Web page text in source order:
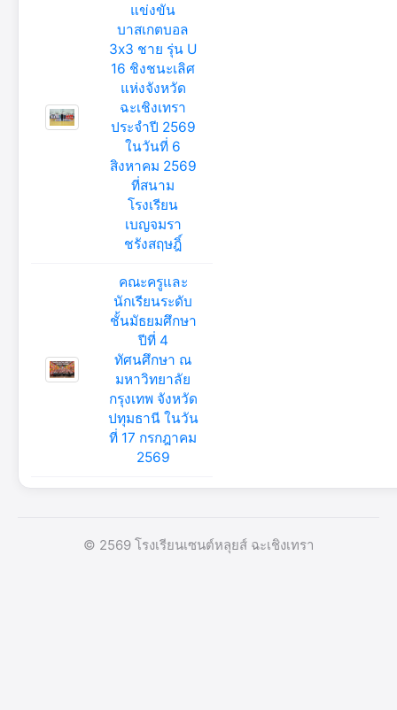
แข่งขัน
บาสเกตบอล
3x3 ชาย รุ่น U
16 ชิงชนะเลิศ
แห่งจังหวัด
ฉะเชิงเทรา
ประจำปี 2569
ในวันที่ 6
สิงหาคม 2569
ที่สนาม
โรงเรียน
เบญจมรา
ชรังสฤษฎิ์
คณะครูและ
นักเรียนระดับ
ชั้นมัธยมศึกษา
ปีที่ 4
ทัศนศึกษา ณ
มหาวิทยาลัย
กรุงเทพ จังหวัด
ปทุมธานี ในวัน
ที่ 17 กรกฎาคม
2569
© 2569 โรงเรียนเซนต์หลุยส์ ฉะเชิงเทรา